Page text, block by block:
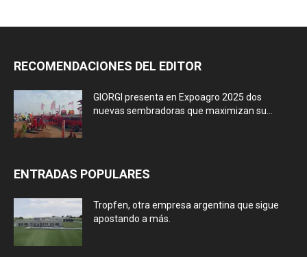
RECOMENDACIONES DEL EDITOR
GIORGI presenta en Expoagro 2025 dos
nuevas sembradoras que maximizan su...
ENTRADAS POPULARES
Tropfen, otra empresa argentina que sigue
apostando a más.